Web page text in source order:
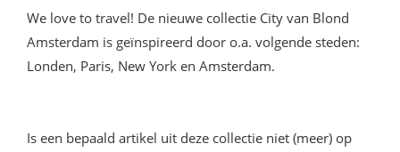
We love to travel! De nieuwe collectie City van Blond
Amsterdam is geïnspireerd door o.a. volgende steden:
Londen, Paris, New York en Amsterdam.
Is een bepaald artikel uit deze collectie niet (meer) op